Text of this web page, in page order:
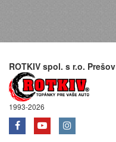
ROTKIV spol. s r.o. Prešov
1993-2026